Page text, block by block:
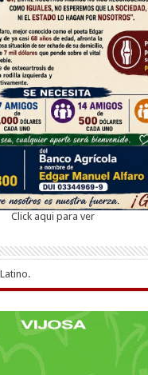
Click aqui para ver